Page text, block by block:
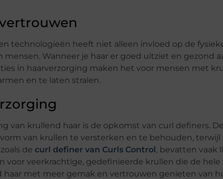
technologieën heeft niet alleen invloed op de
Wanneer je haar er goed uitziet en gezond
in haarverzorging maken het voor mensen met
en te laten stralen.
van krullend haar is de opkomst van curl definers.
van krullen te versterken en te behouden, terwijl
de curl definer van Curls Control, bevatten vaak
voor veerkrachtige, gedefinieerde krullen die de hele
met meer gemak en vertrouwen genieten van